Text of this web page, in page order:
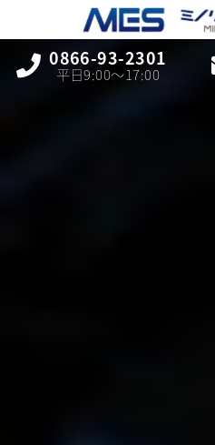
0866-93-2301
平日9:00〜17:00